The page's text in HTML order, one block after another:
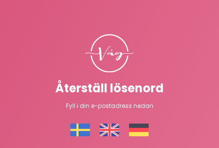
Återställ lösenord
Fyll i din e-postadress nedan